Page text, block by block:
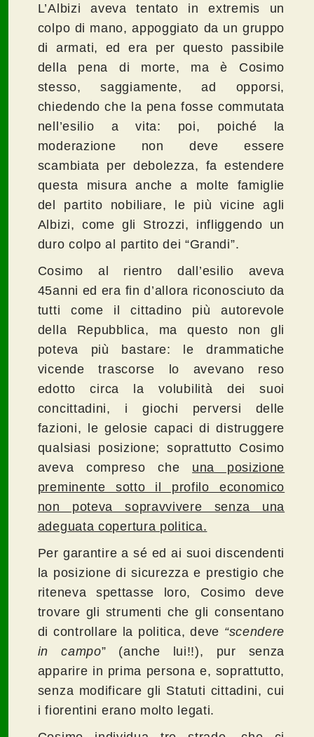
L’Albizi aveva tentato in extremis un
colpo di mano, appoggiato da un gruppo
di armati, ed era per questo passibile
della pena di morte, ma è Cosimo
stesso, saggiamente, ad opporsi,
chiedendo che la pena fosse commutata
nell’esilio a vita: poi, poiché la
moderazione non deve essere
scambiata per debolezza, fa estendere
questa misura anche a molte famiglie
del partito nobiliare, le più vicine agli
Albizi, come gli Strozzi, infliggendo un
duro colpo al partito dei “Grandi”.
Cosimo al rientro dall’esilio aveva
45anni ed era fin d’allora riconosciuto da
tutti come il cittadino più autorevole
della Repubblica, ma questo non gli
poteva più bastare: le drammatiche
vicende trascorse lo avevano reso
edotto circa la volubilità dei suoi
concittadini, i giochi perversi delle
fazioni, le gelosie capaci di distruggere
qualsiasi posizione; soprattutto Cosimo
aveva compreso che una posizione
preminente sotto il profilo economico
non poteva sopravvivere senza una
adeguata copertura politica.
Per garantire a sé ed ai suoi discendenti
la posizione di sicurezza e prestigio che
riteneva spettasse loro, Cosimo deve
trovare gli strumenti che gli consentano
di controllare la politica, deve “scendere
in campo” (anche lui!!), pur senza
apparire in prima persona e, soprattutto,
senza modificare gli Statuti cittadini, cui
i fiorentini erano molto legati.